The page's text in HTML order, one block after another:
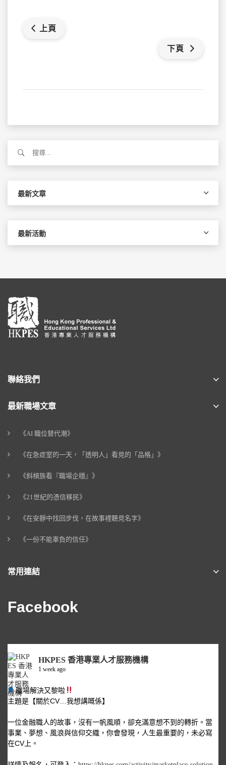
上頁
下頁
關
最新文章
最新活動
聯絡我們
最新職場文章
《AI 職位替代潮》
《在急症室的一天，「透明人」看見的「品格」》
《斜槓族看『職場企穩』》
《21世紀的憑信移民》
《在安靜中找回步伐，在故事裡聽見名字》
《一份不能辜負的信任》
常用連結
Facebook
HKPES 香港專業人才服務機構
1 week ago
職場解決又黎啦
主題是【關於CV…我想講嘅係】
一位金融職人的故事，沒有一帆風順，卻充滿意想不到的轉折。當
事業、夢想、風浪與信仰交織，你會發現，人生最重要的，未必寫
在CV上。